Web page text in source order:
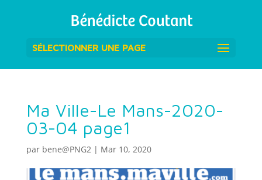
SÉLECTIONNER UNE PAGE
Ma Ville-Le Mans-2020-
03-04 page1
par bene@PNG2| Mar 10, 2020